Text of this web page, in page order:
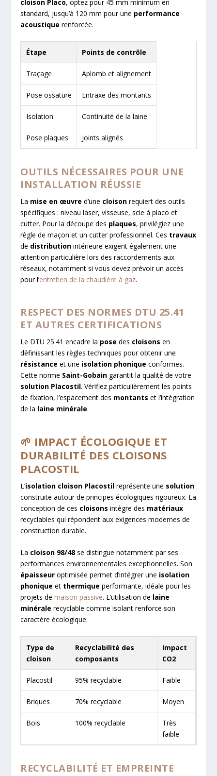
cloison Placo, optez pour 45 mm minimum en
standard, jusqu’à 120 mm pour une performance
acoustique renforcée.
Étape Points de contrôle
Traçage Aplomb et alignement
Pose ossature Entraxe des montants
Isolation Continuité de la laine
Pose plaques Joints alignés
OUTILS NÉCESSAIRES POUR UNE
INSTALLATION RÉUSSIE
La mise en œuvre d’une cloison requiert des outils
spécifiques : niveau laser, visseuse, scie à placo et
cutter. Pour la découpe des plaques, privilégiez une
règle de maçon et un cutter professionnel. Ces travaux
de distribution intérieure exigent également une
attention particulière lors des raccordements aux
réseaux, notamment si vous devez prévoir un accès
pour l’entretien de la chaudière à gaz.
RESPECT DES NORMES DTU 25.41
ET AUTRES CERTIFICATIONS
Le DTU 25.41 encadre la pose des cloisons en
définissant les règles techniques pour obtenir une
résistance et une isolation phonique conformes.
Cette norme Saint-Gobain garantit la qualité de votre
solution Placostil. Vérifiez particulièrement les points
de fixation, l’espacement des montants et l’intégration
de la laine minérale.
🌱 IMPACT ÉCOLOGIQUE ET
DURABILITÉ DES CLOISONS
PLACOSTIL
L’isolation cloison Placostil représente une solution
construite autour de principes écologiques rigoureux. La
conception de ces cloisons intègre des matériaux
recyclables qui répondent aux exigences modernes de
construction durable.
La cloison 98/48 se distingue notamment par ses
performances environnementales exceptionnelles. Son
épaisseur optimisée permet d’intégrer une isolation
phonique et thermique performante, idéale pour les
projets demaison passive. L’utilisation de laine
minérale recyclable comme isolant renforce son
caractère écologique.
Type de
cloison
Recyclabilité des
composants
Impact
CO2
Placostil 95% recyclable Faible
Briques 70% recyclable Moyen
Bois 100% recyclable
Très
faible
RECYCLABILITÉ ET EMPREINTE